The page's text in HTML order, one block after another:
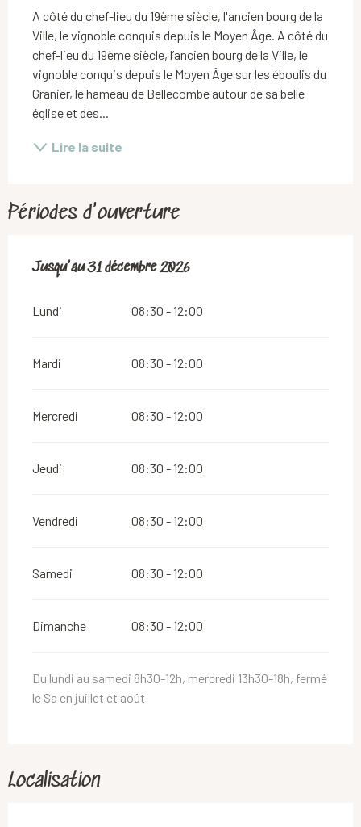
A côté du chef-lieu du 19ème siècle, l'ancien bourg de la
Ville, le vignoble conquis depuis le Moyen Âge. A côté du
chef-lieu du 19ème siècle, l’ancien bourg de la Ville, le
vignoble conquis depuis le Moyen Âge sur les éboulis du
Granier, le hameau de Bellecombe autour de sa belle
église et des...
Lire la suite
Périodes d'ouverture
Du2 janvier 2026au31 décembre 2026
Jusqu'au31 décembre 2026
Lundi 08:30 - 12:00
Mardi 08:30 - 12:00
Mercredi 08:30 - 12:00
Jeudi 08:30 - 12:00
Vendredi 08:30 - 12:00
Samedi 08:30 - 12:00
Dimanche 08:30 - 12:00
Du lundi au samedi 8h30-12h, mercredi 13h30-18h, fermé
le Sa en juillet et août
Localisation